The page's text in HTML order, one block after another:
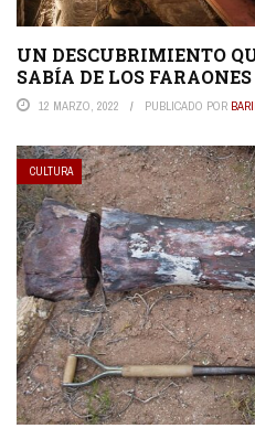
UN DESCUBRIMIENTO
SABÍA DE LOS FARAONES
12 MARZO, 2022 PUBLICADO POR
CULTURA